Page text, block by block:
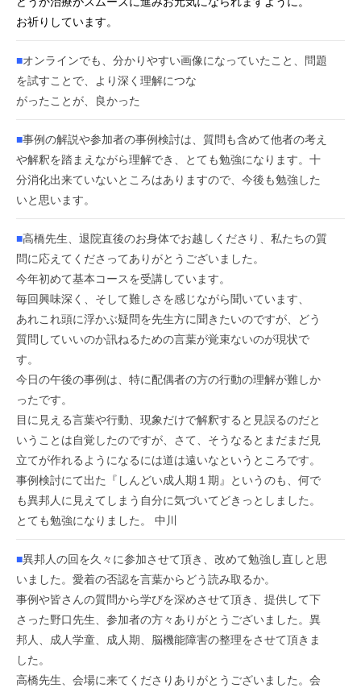
お祈りしています。
■オンラインでも、分かりやすい画像になっていたこと、問題
を試すことで、より深く理解につな
がったことが、良かった
■事例の解説や参加者の事例検討は、質問も含めて他者の考え
や解釈を踏まえながら理解でき、とても勉強になります。十
分消化出来ていないところはありますので、今後も勉強した
いと思います。
■高橋先生、退院直後のお身体でお越しくださり、私たちの質
問に応えてくださってありがとうございました。
今年初めて基本コースを受講しています。
毎回興味深く、そして難しさを感じながら聞いています、
あれこれ頭に浮かぶ疑問を先生方に聞きたいのですが、どう
質問していいのか訊ねるための言葉が覚束ないのが現状で
す。
今日の午後の事例は、特に配偶者の方の行動の理解が難しか
ったです。
目に見える言葉や行動、現象だけで解釈すると見誤るのだと
いうことは自覚したのですが、さて、そうなるとまだまだ見
立てが作れるようになるには道は遠いなというところです。
事例検討にて出た『しんどい成人期１期』というのも、何で
も異邦人に見えてしまう自分に気づいてどきっとしました。
とても勉強になりました。 中川
■異邦人の回を久々に参加させて頂き、改めて勉強し直しと思
いました。愛着の否認を言葉からどう読み取るか。
事例や皆さんの質問から学びを深めさせて頂き、提供して下
さった野口先生、参加者の方々ありがとうございました。異
邦人、成人学童、成人期、脳機能障害の整理をさせて頂きま
した。
高橋先生、会場に来てくださりありがとうございました。会